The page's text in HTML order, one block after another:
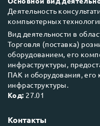
Деятельность
компьютерных
Вид деятельности в
Торговля (поставка)
оборудованием, его
инфраструктуры,
ПАК и оборудования,
инфраструктуры.
Код: 27.01
Контакты